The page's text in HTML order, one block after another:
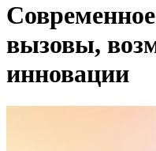
вызовы,
инновации